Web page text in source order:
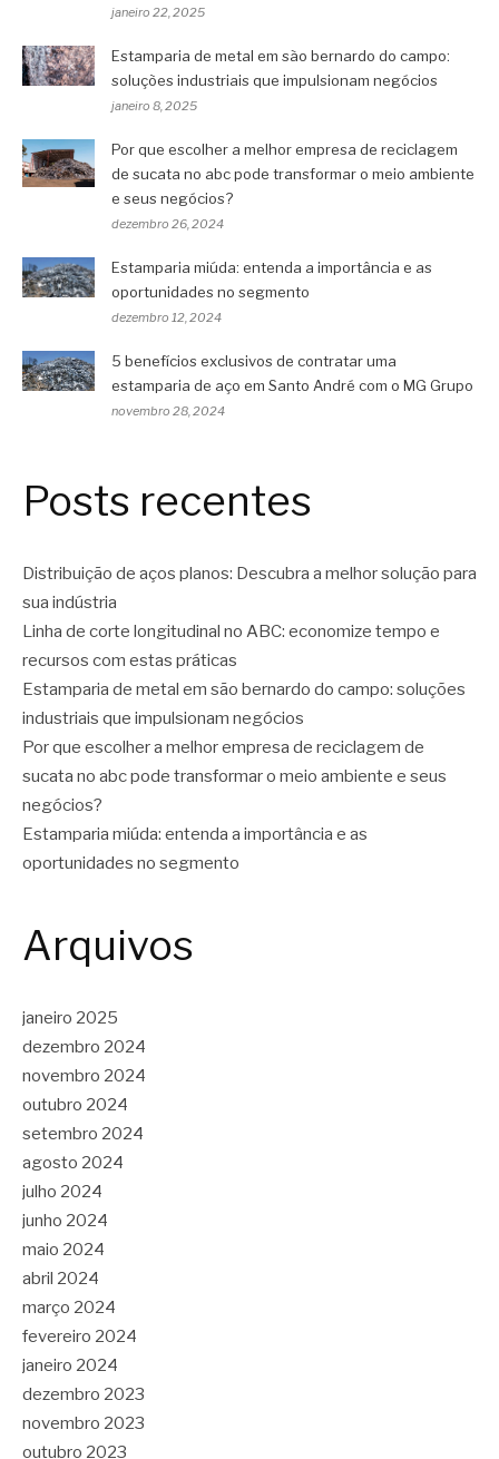
janeiro 22, 2025
Estamparia de metal em são bernardo do campo:
soluções industriais que impulsionam negócios
janeiro 8, 2025
Por que escolher a melhor empresa de reciclagem
de sucata no abc pode transformar o meio ambiente
e seus negócios?
dezembro 26, 2024
Estamparia miúda: entenda a importância e as
oportunidades no segmento
dezembro 12, 2024
5 benefícios exclusivos de contratar uma
estamparia de aço em Santo André com o MG Grupo
novembro 28, 2024
Posts recentes
Distribuição de aços planos: Descubra a melhor solução para
sua indústria
Linha de corte longitudinal no ABC: economize tempo e
recursos com estas práticas
Estamparia de metal em são bernardo do campo: soluções
industriais que impulsionam negócios
Por que escolher a melhor empresa de reciclagem de
sucata no abc pode transformar o meio ambiente e seus
negócios?
Estamparia miúda: entenda a importância e as
oportunidades no segmento
Arquivos
janeiro 2025
dezembro 2024
novembro 2024
outubro 2024
setembro 2024
agosto 2024
julho 2024
junho 2024
maio 2024
abril 2024
março 2024
fevereiro 2024
janeiro 2024
dezembro 2023
novembro 2023
outubro 2023